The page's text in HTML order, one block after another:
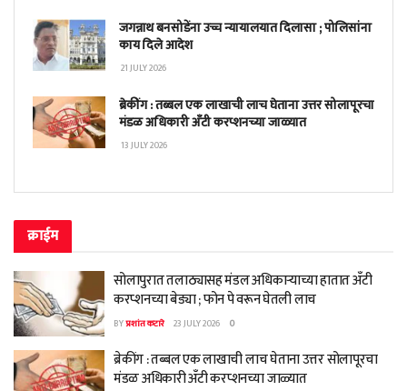
जगन्नाथ बनसोडेंना उच्च न्यायालयात दिलासा ; पोलिसांना
काय दिले आदेश
21 JULY 2026
ब्रेकींग : तब्बल एक लाखाची लाच घेताना उत्तर सोलापूरचा
मंडळ अधिकारी अँटी करप्शनच्या जाळ्यात
13 JULY 2026
क्राईम
सोलापुरात तलाठ्यासह मंडल अधिकाऱ्याच्या हातात अँटी
करप्शनच्या बेड्या ; फोन पे वरून घेतली लाच
BYप्रशांत कटारे 23 JULY 2026 0
ब्रेकींग : तब्बल एक लाखाची लाच घेताना उत्तर सोलापूरचा
मंडळ अधिकारी अँटी करप्शनच्या जाळ्यात